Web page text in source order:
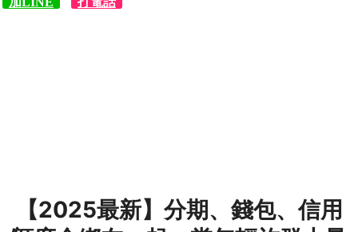
【2025最新】分期、錢包、信用